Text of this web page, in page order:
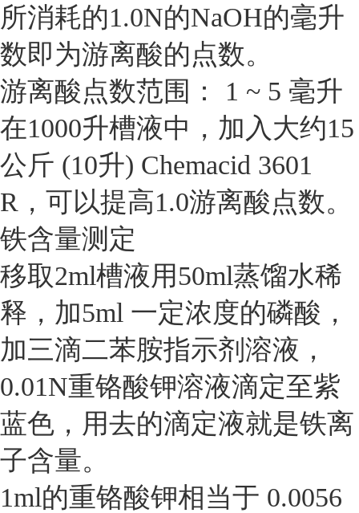
所消耗的1.0N的NaOH的毫升
数即为游离酸的点数。
游离酸点数范围： 1 ~ 5 毫升
在1000升槽液中，加入大约15
公斤 (10升) Chemacid 3601
R，可以提高1.0游离酸点数。
铁含量测定
移取2ml槽液用50ml蒸馏水稀
释，加5ml 一定浓度的磷酸，
加三滴二苯胺指示剂溶液，
0.01N重铬酸钾溶液滴定至紫
蓝色，用去的滴定液就是铁离
子含量。
1ml的重铬酸钾相当于 0.0056